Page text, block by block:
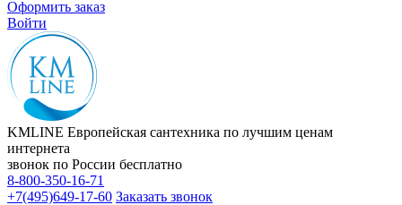
Оформить заказ
Войти
KMLINE Европейская сантехника по лучшим ценам
интернета
звонок по России бесплатно
8-800-350-16-71
+7(495)649-17-60 Заказать звонок